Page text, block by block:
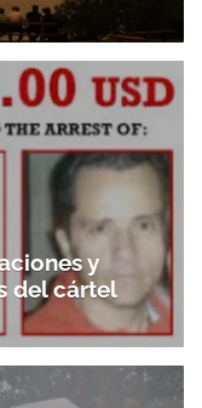
y
del cártel